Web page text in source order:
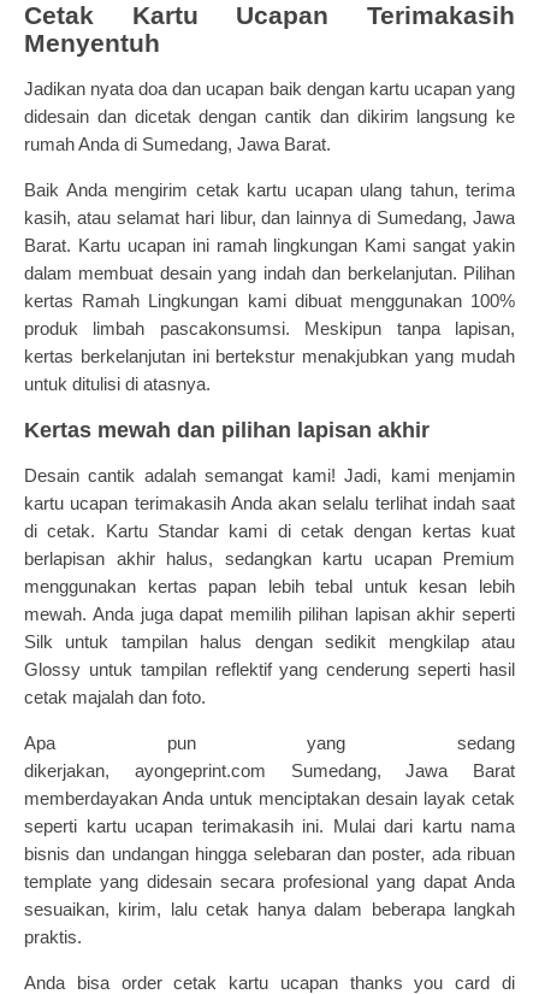
Cetak Kartu Ucapan Terimakasih
Menyentuh
Jadikan nyata doa dan ucapan baik dengan kartu ucapan yang
didesain dan dicetak dengan cantik dan dikirim langsung ke
rumah Anda di Sumedang, Jawa Barat.
Baik Anda mengirim cetak kartu ucapan ulang tahun, terima
kasih, atau selamat hari libur, dan lainnya di Sumedang, Jawa
Barat. Kartu ucapan ini ramah lingkungan Kami sangat yakin
dalam membuat desain yang indah dan berkelanjutan. Pilihan
kertas Ramah Lingkungan kami dibuat menggunakan 100%
produk limbah pascakonsumsi. Meskipun tanpa lapisan,
kertas berkelanjutan ini bertekstur menakjubkan yang mudah
untuk ditulisi di atasnya.
Kertas mewah dan pilihan lapisan akhir
Desain cantik adalah semangat kami! Jadi, kami menjamin
kartu ucapan terimakasih Anda akan selalu terlihat indah saat
di cetak. Kartu Standar kami di cetak dengan kertas kuat
berlapisan akhir halus, sedangkan kartu ucapanPremium
menggunakan kertas papan lebih tebal untuk kesan lebih
mewah. Anda juga dapat memilih pilihan lapisan akhir seperti
Silk untuk tampilan halus dengan sedikit mengkilap atau
Glossy untuk tampilan reflektif yang cenderung seperti hasil
cetak majalah dan foto.
Apa pun yang sedang
dikerjakan, ayongeprint.com Sumedang, Jawa Barat
memberdayakan Anda untuk menciptakan desain layak cetak
seperti kartu ucapan terimakasih ini. Mulai dari kartu nama
bisnis dan undangan hingga selebaran dan poster, ada ribuan
template yang didesain secara profesional yang dapat Anda
sesuaikan, kirim, lalu cetak hanya dalam beberapa langkah
praktis.
Anda bisa ordercetak kartu ucapanthanks you card di